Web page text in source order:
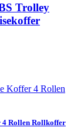
Trolley
4 Rollen Rollkoffer